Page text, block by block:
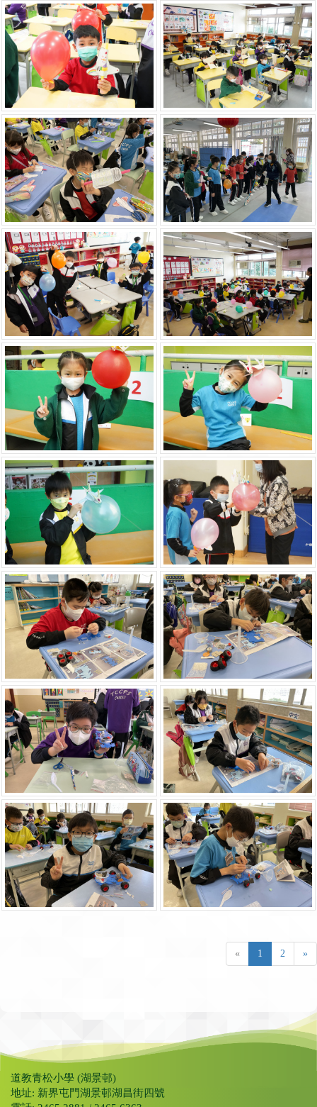
« 1 2 »
道教青松小學 (湖景邨)
地址: 新界屯門湖景邨湖昌街四號